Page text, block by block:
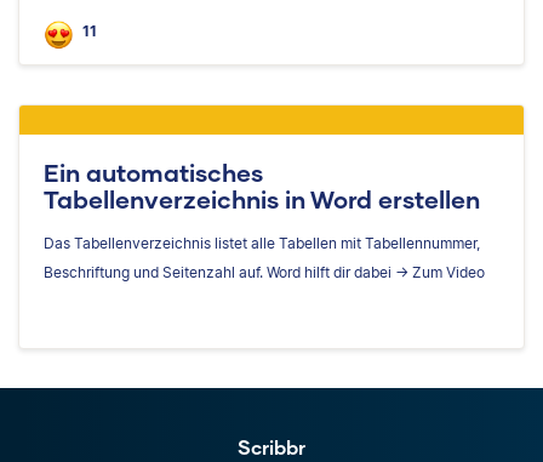
11
Ein automatisches
Tabellenverzeichnis in Word erstellen
Das Tabellenverzeichnis listet alle Tabellen mit Tabellennummer,
Beschriftung und Seitenzahl auf. Word hilft dir dabei -> Zum Video
Scribbr